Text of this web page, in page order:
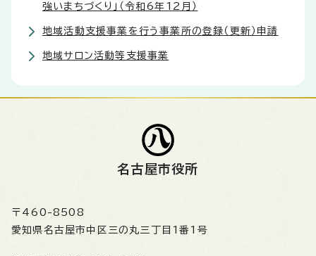
強いまちづくり」（令和6年12月）
地域活動支援事業を行う事業所の登録（更新）申請
地域サロン活動等支援事業
名古屋市役所
〒460-8508
愛知県名古屋市中区三の丸三丁目1番1号